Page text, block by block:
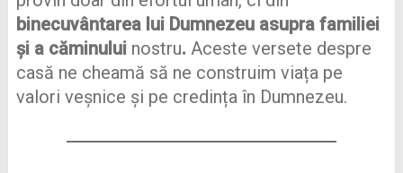
binecuvântarea lui Dumnezeu asupra familiei
și a căminuluinostru. Aceste versete despre
casă ne cheamă să ne construim viața pe
valori veșnice și pe credința în Dumnezeu.